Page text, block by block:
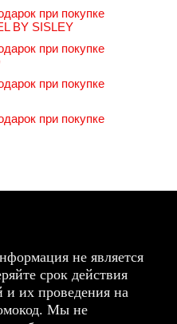
при покупке
BY SISLEY
при покупке
при покупке
при покупке
не является
срок действия
и их проведения на
Мы не